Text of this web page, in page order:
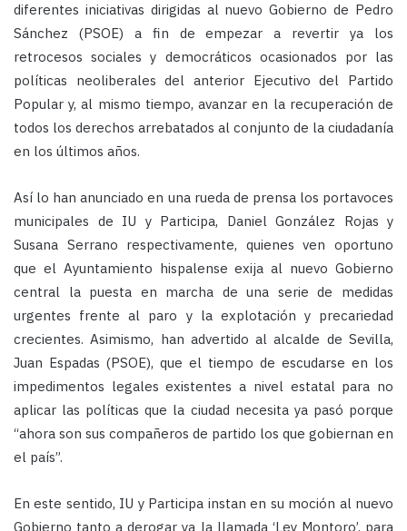
diferentes iniciativas dirigidas al nuevo Gobierno de Pedro
Sánchez (PSOE) a fin de empezar a revertir ya los
retrocesos sociales y democráticos ocasionados por las
políticas neoliberales del anterior Ejecutivo del Partido
Popular y, al mismo tiempo, avanzar en la recuperación de
todos los derechos arrebatados al conjunto de la ciudadanía
en los últimos años.
Así lo han anunciado en una rueda de prensa los portavoces
municipales de IU y Participa, Daniel González Rojas y
Susana Serrano respectivamente, quienes ven oportuno
que el Ayuntamiento hispalense exija al nuevo Gobierno
central la puesta en marcha de una serie de medidas
urgentes frente al paro y la explotación y precariedad
crecientes. Asimismo, han advertido al alcalde de Sevilla,
Juan Espadas (PSOE), que el tiempo de escudarse en los
impedimentos legales existentes a nivel estatal para no
aplicar las políticas que la ciudad necesita ya pasó porque
“ahora son sus compañeros de partido los que gobiernan en
el país”.
En este sentido, IU y Participa instan en su moción al nuevo
Gobierno tanto a derogar ya la llamada ‘Ley Montoro’, para